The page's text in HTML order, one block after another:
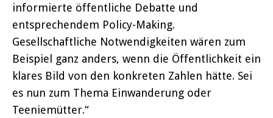
informierte öffentliche Debatte und
entsprechendem Policy-Making.
Gesellschaftliche Notwendigkeiten wären zum
Beispiel ganz anders, wenn die Öffentlichkeit ein
klares Bild von den konkreten Zahlen hätte. Sei
es nun zum Thema Einwanderung oder
Teeniemütter.“